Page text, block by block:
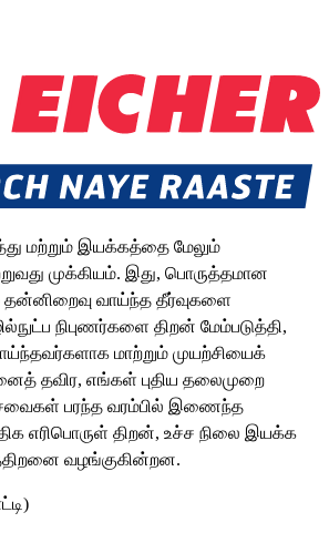
மற்றும் இயக்கத்தை மேலும்
முக்கியம். இது, பொருத்தமான
வாய்ந்த தீர்வுகளை
நிபுணர்களை திறன் மேம்படுத்தி,
மாற்றும் முயற்சியைக்
தவிர, எங்கள் புதிய தலைமுறை
சேவைகள் பரந்த வரம்பில் இணைந்த
எரிபொருள் திறன், உச்ச நிலை இயக்க
வழங்குகின்றன.